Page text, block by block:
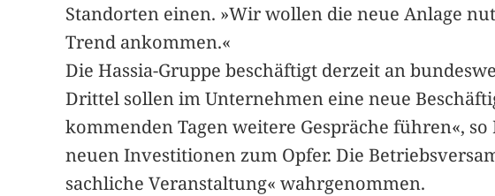
Standorten einen. »Wir wollen die neue Anlage
Trend ankommen.«
Die Hassia-Gruppe beschäftigt derzeit an
Drittel sollen im Unternehmen eine neue
kommenden Tagen weitere Gespräche führen«,
neuen Investitionen zum Opfer. Die
sachliche Veranstaltung« wahrgenommen.